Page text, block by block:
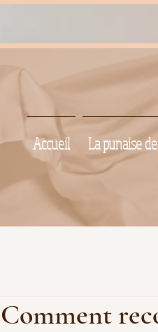
Accueil La punaise
Comment